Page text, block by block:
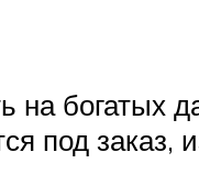
на богатых
под заказ,